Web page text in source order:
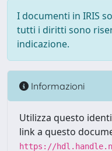
I documenti in IRIS
tutti i diritti sono
indicazione.
Informazioni
Utilizza questo
link a questo
https://